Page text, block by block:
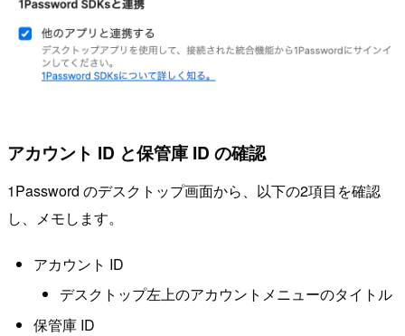
アカウント ID と保管庫 ID の確認
1Password のデスクトップ画面から、以下の2項目を確認
し、メモします。
アカウント ID
デスクトップ左上のアカウントメニューのタイトル
保管庫 ID